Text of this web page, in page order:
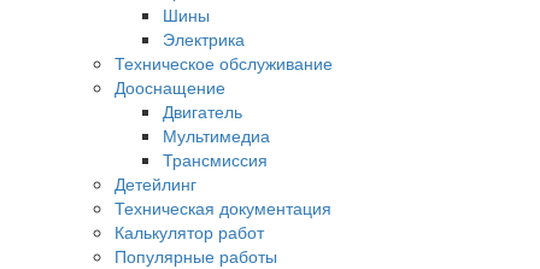
Шины
Электрика
Техническое обслуживание
Дооснащение
Двигатель
Мультимедиа
Трансмиссия
Детейлинг
Техническая документация
Калькулятор работ
Популярные работы